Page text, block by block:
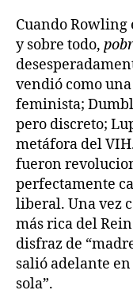
Cuando Rowling
y sobre todo,
vendió como
feminista;
pero discreto;
metáfora del
fueron
perfectamente
liberal. Una vez
más rica del
disfraz de
salió adelante
sola”.